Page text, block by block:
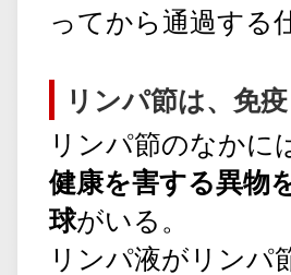
ってから通過する
リンパ節は、免
リンパ節のなかに
健康を害する異物
球がいる。
リンパ液がリンパ